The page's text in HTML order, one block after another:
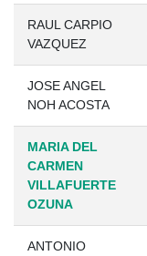
RAUL CARPIO
VAZQUEZ
JOSE ANGEL
NOH ACOSTA
MARIA DEL
CARMEN
VILLAFUERTE
OZUNA
ANTONIO